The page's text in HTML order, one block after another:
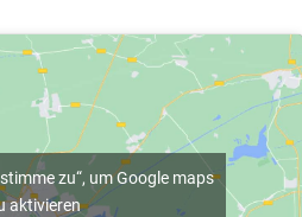
zu“, um Google maps
aktivieren